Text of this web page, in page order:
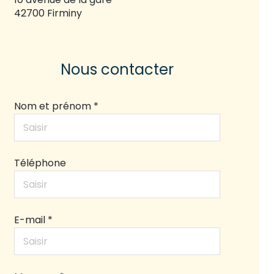
42700 Firminy
Nous contacter
Nom et prénom *
Téléphone
E-mail *